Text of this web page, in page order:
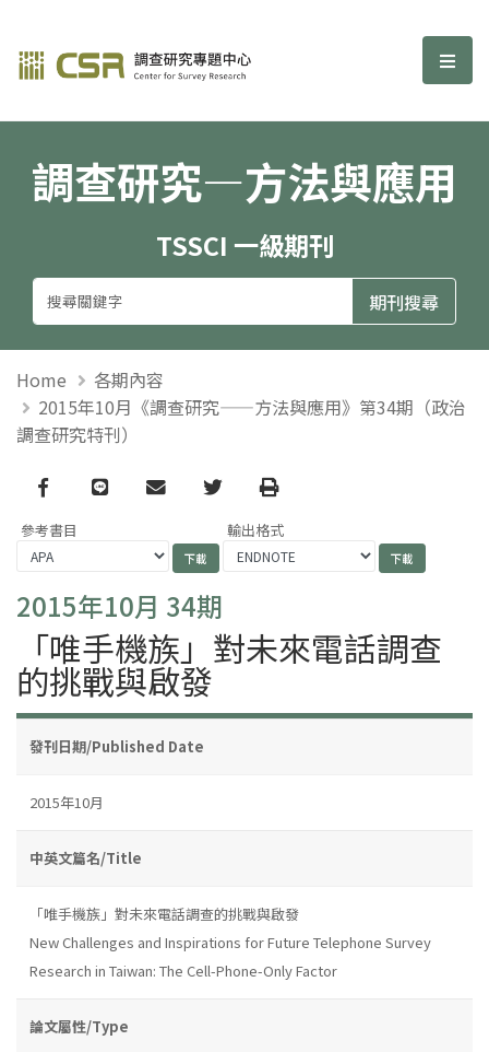
調查研究—方法與應用期刊 選
調查研究—方法與應用
TSSCI 一級期刊
Home
各期內容
2015年10月《調查研究——方法與應用》第34期（政治
調查研究特刊）
Facebook
line email TwitterPrint
參考書目 輸出格式
2015年10月 34期
「唯手機族」對未來電話調查
的挑戰與啟發
發刊日期/Published Date
2015年10月
中英文篇名/Title
「唯手機族」對未來電話調查的挑戰與啟發
New Challenges and Inspirations for Future Telephone Survey
Research in Taiwan: The Cell-Phone-Only Factor
論文屬性/Type